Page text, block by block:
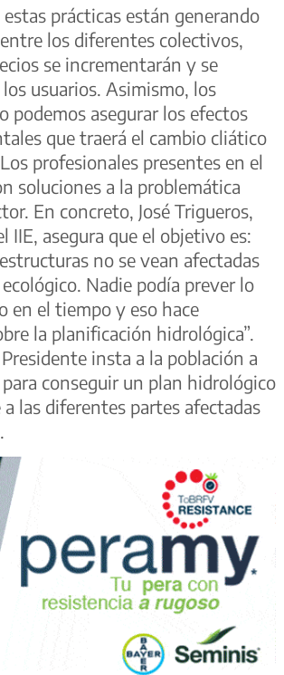
prácticas están generando
los diferentes colectivos,
se incrementarán y se
usuarios. Asimismo, los
podemos asegurar los efectos
que traerá el cambio cliático
profesionales presentes en el
soluciones a la problemática
En concreto, José Trigueros,
IIE, asegura que el objetivo es:
no se vean afectadas
Nadie podía prever lo
en el tiempo y eso hace
la planificación hidrológica”.
insta a la población a
para conseguir un plan hidrológico
a las diferentes partes afectadas